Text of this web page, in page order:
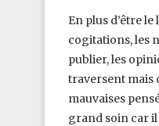
En plus d’être
cogitations, les
publier, les
traversent mais
mauvaises
grand soin ‎car il